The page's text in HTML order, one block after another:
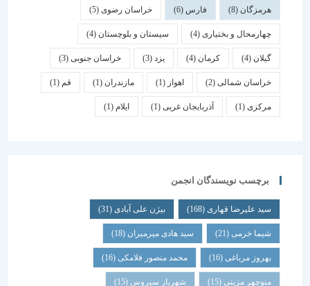
هرمزگان(8) فارس خراسان رضوی(5)
چهارمحال و بختیاری (4) سیستان و بلوچستان(4)
کرمان یزد خراسان جنوبی(3)
خراسان شمالی(2) اهواز مازندران(1) قم
(1) آذربایجان غربی(1) ایلام
برچسب نویسندگان انجمن
سید علیرضا قهاری(168) بیژن علی آبادی(31)
شیما خرمی(21) سید هادی میرمیران(18)
بهروز مرباغی (16) محمد منصور فلامکی (16)
منوچهر مزینی(15) شهریار سیروس(15)